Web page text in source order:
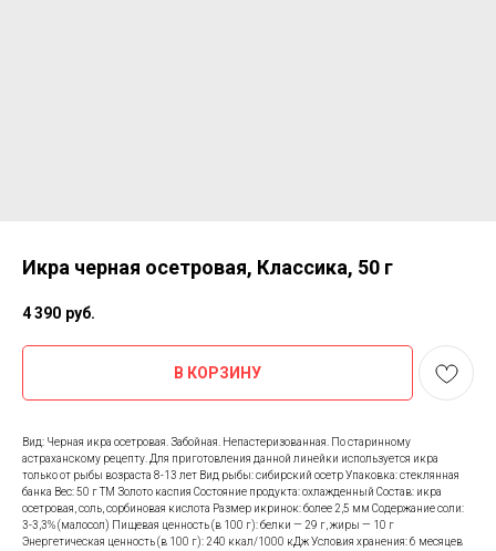
Икра черная осетровая, Классика, 50 г
4 390 руб.
В КОРЗИНУ
Вид: Черная икра осетровая. Забойная. Непастеризованная. По старинному
астраханскому рецепту. Для приготовления данной линейки используется икра
только от рыбы возраста 8-13 лет Вид рыбы: сибирский осетр Упаковка: стеклянная
банка Вес: 50 г ТМ Золото каспия Состояние продукта: охлажденный Состав: икра
осетровая, соль, сорбиновая кислота Размер икринок: более 2,5 мм Содержание соли:
3-3,3% (малосол) Пищевая ценность (в 100 г): белки — 29 г, жиры — 10 г
Энергетическая ценность (в 100 г): 240 ккал/1000 кДж Условия хранения: 6 месяцев